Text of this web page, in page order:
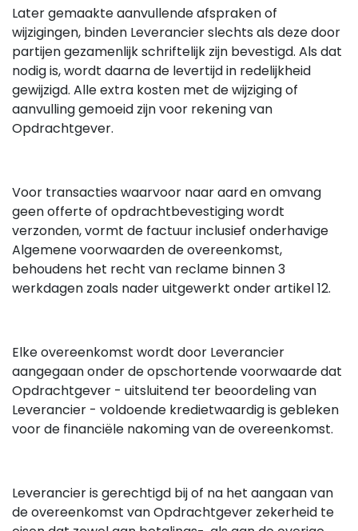
Later gemaakte aanvullende afspraken of
wijzigingen, binden Leverancier slechts als deze door
partijen gezamenlijk schriftelijk zijn bevestigd. Als dat
nodig is, wordt daarna de levertijd in redelijkheid
gewijzigd. Alle extra kosten met de wijziging of
aanvulling gemoeid zijn voor rekening van
Opdrachtgever.
Voor transacties waarvoor naar aard en omvang
geen offerte of opdrachtbevestiging wordt
verzonden, vormt de factuur inclusief onderhavige
Algemene voorwaarden de overeenkomst,
behoudens het recht van reclame binnen 3
werkdagen zoals nader uitgewerkt onder artikel 12.
Elke overeenkomst wordt door Leverancier
aangegaan onder de opschortende voorwaarde dat
Opdrachtgever - uitsluitend ter beoordeling van
Leverancier - voldoende kredietwaardig is gebleken
voor de financiële nakoming van de overeenkomst.
Leverancier is gerechtigd bij of na het aangaan van
de overeenkomst van Opdrachtgever zekerheid te